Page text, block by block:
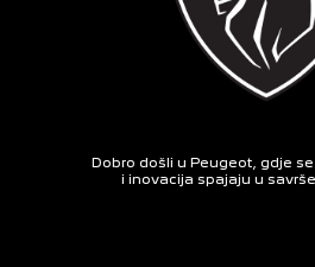
Dobro došli u Peugeot, gdje
i inovacija spajaju u